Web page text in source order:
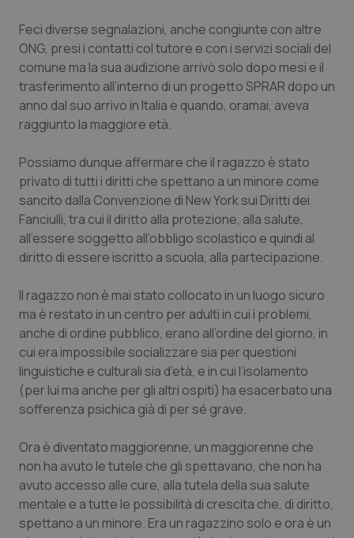
Feci diverse segnalazioni, anche congiunte con altre
ONG, presi i contatti col tutore e con i servizi sociali del
comune ma la sua audizione arrivò solo dopo mesi e il
trasferimento all’interno di un progetto SPRAR dopo un
anno dal suo arrivo in Italia e quando, oramai, aveva
raggiunto la maggiore età.
Possiamo dunque affermare che il ragazzo è stato
privato di tutti i diritti che spettano a un minore come
sancito dalla Convenzione di New York sui Diritti dei
Fanciulli, tra cui il diritto alla protezione, alla salute,
all’essere soggetto all’obbligo scolastico e quindi al
diritto di essere iscritto a scuola, alla partecipazione.
Il ragazzo non è mai stato collocato in un luogo sicuro
ma è restato in un centro per adulti in cui i problemi,
anche di ordine pubblico, erano all’ordine del giorno, in
cui era impossibile socializzare sia per questioni
linguistiche e culturali sia d’età, e in cui l’isolamento
(per lui ma anche per gli altri ospiti) ha esacerbato una
sofferenza psichica già di per sé grave.
Ora è diventato maggiorenne, un maggiorenne che
non ha avuto le tutele che gli spettavano, che non ha
avuto accesso alle cure, alla tutela della sua salute
mentale e a tutte le possibilità di crescita che, di diritto,
spettano a un minore. Era un ragazzino solo e ora è un
I cookie necessari contribuiscono a rendere fruibile il
sito web abilitandone funzionalità di base quali la
navigazione sulle pagine e l'accesso alle aree
protette del sito. Il sito web non è in grado di
funzionare correttamente senza questi cookie.
CookieScriptConsent
CookieScript
www.quotidianosanita.it
5